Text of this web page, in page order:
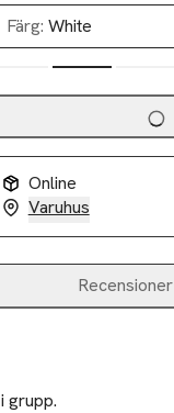
Färg: White
Online
Varuhus
Recensioner
grupp.